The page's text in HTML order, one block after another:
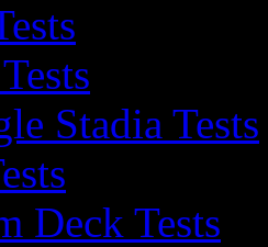
Stadia Tests
Deck Tests